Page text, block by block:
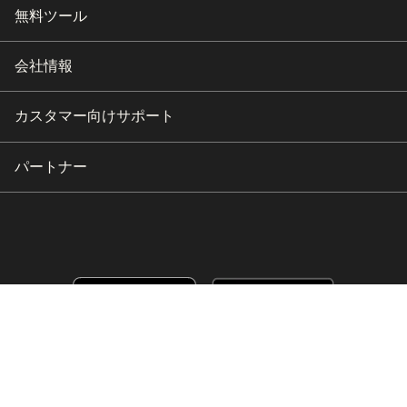
無料ツール
会社情報
カスタマー向けサポート
パートナー